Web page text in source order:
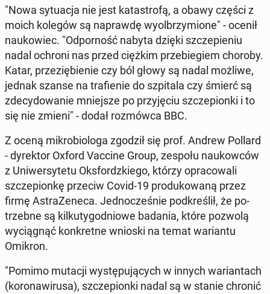
"Nowa sy­tu­acja nie jest ka­ta­stro­fą, a obawy części z
moich kolegów są na­praw­dę wy­ol­brzy­mio­ne" - ocenił
na­uko­wiec. "Od­por­ność nabyta dzięki szcze­pie­niu
nadal ochroni nas przed ciężkim prze­bie­giem choroby.
Katar, prze­zię­bie­nie czy ból głowy są nadal możliwe,
jednak szanse na tra­fie­nie do szpi­ta­la czy śmierć są
zde­cy­do­wa­nie mniej­sze po przy­ję­ciu szcze­pion­ki i to
się nie zmieni" - dodał roz­mów­ca BBC.
Z oceną mi­kro­bio­lo­ga zgodził się prof. Andrew Pollard
- dy­rek­tor Oxford Vaccine Group, zespołu na­ukow­ców
z Uni­wer­sy­te­tu Oks­fordz­kie­go, którzy opra­co­wa­li
szcze­pion­kę przeciw Covid-19 pro­du­ko­wa­ną przez
firmę Astra­Ze­ne­ca. Jed­no­cze­śnie pod­kre­ślił, że po­
trzeb­ne są kil­ku­ty­go­dnio­we badania, które pozwolą
wy­cią­gnąć kon­kret­ne wnioski na temat wa­rian­tu
Omikron.
"Pomimo mutacji wy­stę­pu­ją­cych w innych wa­rian­tach
(ko­ro­na­wi­ru­sa), szcze­pion­ki nadal są w stanie chronić